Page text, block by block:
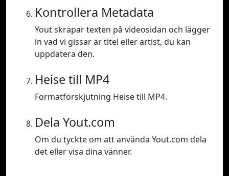
Kontrollera Metadata
Yout skrapar texten på videosidan och lägger
in vad vi gissar är titel eller artist, du kan
uppdatera den.
Heise till MP4
Formatförskjutning Heise till MP4.
Dela Yout.com
Om du tyckte om att använda Yout.com dela
det eller visa dina vänner.